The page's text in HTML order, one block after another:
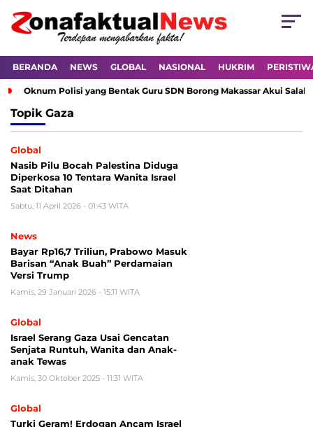
BERANDA NEWS GLOBAL NASIONAL HUKRIM
Oknum Polisi yang Bentak Guru SDN Borong Makassar Akui Salah
Topik Gaza
Global
Nasib Pilu Bocah Palestina Diduga
Diperkosa 10 Tentara Wanita Israel
Saat Ditahan
Sabtu, 11 April 2026 - 01:43 WITA
News
Bayar Rp16,7 Triliun, Prabowo Masuk
Barisan “Anak Buah” Perdamaian
Versi Trump
Kamis, 29 Januari 2026 - 15:11 WITA
Global
Israel Serang Gaza Usai Gencatan
Senjata Runtuh, Wanita dan Anak-
anak Tewas
Kamis, 30 Oktober 2025 - 11:31 WITA
Global
Turki Geram! Erdogan Ancam Israel